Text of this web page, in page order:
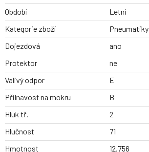
Období
Letní
Kategorie zboží
Pneumatiky
Dojezdová
ano
Protektor
ne
Valivý odpor
E
Přilnavost na mokru
B
Hluk tř.
2
Hlučnost
71
Hmotnost
12.756